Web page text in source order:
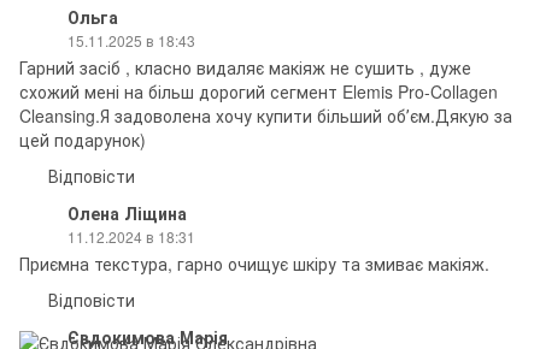
Ольга
15.11.2025 в 18:43
Гарний засіб , класно видаляє макіяж не сушить , дуже
схожий мені на більш дорогий сегмент Elemis Pro-Collagen
Cleansing.Я задоволена хочу купити більший обʼєм.Дякую за
цей подарунок)
Відповісти
Олена Ліщина
11.12.2024 в 18:31
Приємна текстура, гарно очищує шкіру та змиває макіяж.
Відповісти
Євдокимова Марія